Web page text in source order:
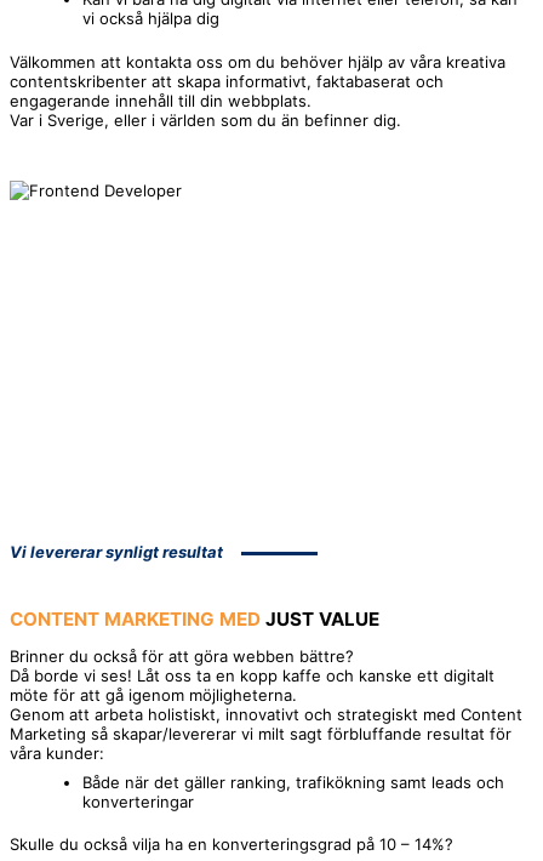
vi också hjälpa dig
Välkommen att kontakta oss om du behöver hjälp av våra kreativa
contentskribenter att skapa informativt, faktabaserat och
engagerande innehåll till din webbplats.
Var i Sverige, eller i världen som du än befinner dig.
Vi levererar synligt resultat
CONTENT MARKETING MED JUST VALUE
Brinner du också för att göra webben bättre?
Då borde vi ses! Låt oss ta en kopp kaffe och kanske ett digitalt
möte för att gå igenom möjligheterna.
Genom att arbeta holistiskt, innovativt och strategiskt med Content
Marketing så skapar/levererar vi milt sagt förbluffande resultat för
våra kunder:
Både när det gäller ranking, trafikökning samt leads och
konverteringar
Skulle du också vilja ha en konverteringsgrad på 10 – 14%?